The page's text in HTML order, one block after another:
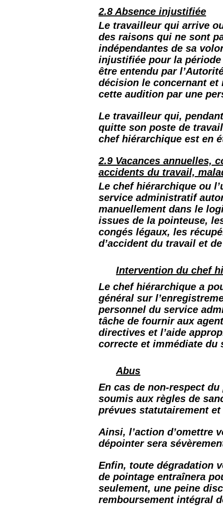
2.8 Absence injustifiée
Le travailleur qui arrive
des raisons qui ne sont
indépendantes de sa
injustifiée pour la période
être entendu par
décision le concernant et
cette audition par une
Le travailleur qui,
quitte son poste de
chef hiérarchique est en
2.9 Vacances annuelles,
accidents du travail,
Le chef hiérarchique ou
service administratif
manuellement dans le
issues de la pointeuse,
congés légaux, les
d’accident du travail et
Intervention duchef
Le chef hiérarchique a
général sur
personnel du service
tâche de fournir aux
directives et l’aide
correcte et immédiate du
Abus
En cas de non-respect
soumis aux règles de
prévues statutairement
Ainsi, l’action d’omettre
dépointer sera
Enfin, toute dégradation
de pointage entraînera
seulement, une peine
remboursement intégral